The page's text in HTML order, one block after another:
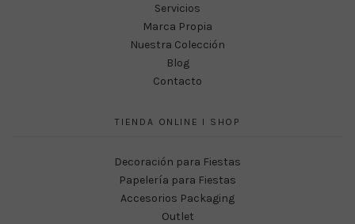
Servicios
Marca Propia
Nuestra Colección
Blog
Contacto
TIENDA ONLINE I SHOP
Decoración para Fiestas
Papelería para Fiestas
Accesorios Packaging
Outlet